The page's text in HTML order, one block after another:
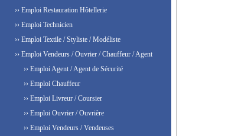
›› Emploi Restauration Hôtellerie
›› Emploi Technicien
›› Emploi Textile / Styliste / Modéliste
›› Emploi Vendeurs / Ouvrier / Chauffeur / Agent
›› Emploi Agent / Agent de Sécurité
›› Emploi Chauffeur
›› Emploi Livreur / Coursier
›› Emploi Ouvrier / Ouvrière
›› Emploi Vendeurs / Vendeuses